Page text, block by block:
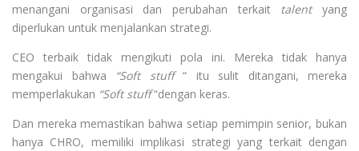
menangani organisasi dan perubahan terkait talentyang
diperlukan untuk menjalankan strategi.
CEO terbaik tidak mengikuti pola ini. Mereka tidak hanya
mengakui bahwa
“Soft stuff“ itu sulit ditangani, mereka
memperlakukan “Soft stuff“dengan keras.
Dan mereka memastikan bahwa setiap pemimpin senior, bukan
hanya CHRO, memiliki implikasi strategi yang terkait dengan